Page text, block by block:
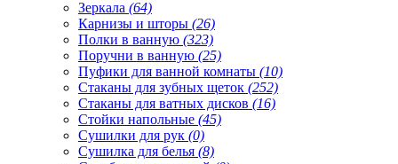
Зеркала (64)
Карнизы и шторы (26)
Полки в ванную (323)
Поручни в ванную (25)
Пуфики для ванной комнаты (10)
Стаканы для зубных щеток (252)
Стаканы для ватных дисков (16)
Стойки напольные (45)
Сушилки для рук (0)
Сушилка для белья (8)